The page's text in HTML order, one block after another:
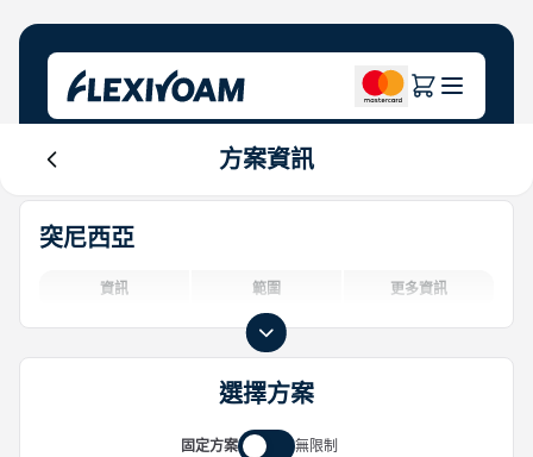
投資者中心
物聯網解決方案
幫助中心
品牌專區
Login
方案資訊
突尼西亞
資訊 範圍 更多資訊
選擇方案
固定方案 無限制